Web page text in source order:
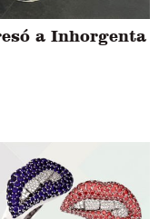
a Inhorgenta